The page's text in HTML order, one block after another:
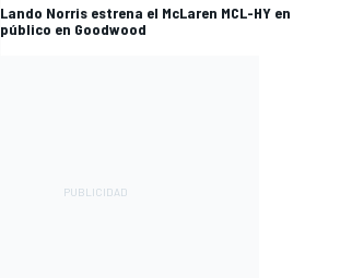
Lando Norris estrena el McLaren MCL-HY en
público en Goodwood